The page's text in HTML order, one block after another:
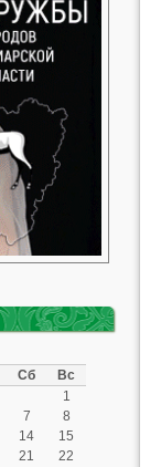
Сб Вс
1
7
8
14
15
21
22